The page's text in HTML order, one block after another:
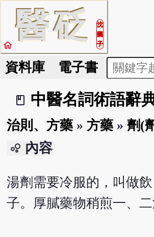
醫砭
沈
藥
子
home
資料庫 電子書
book_2
中醫名詞術語辭
治則、方藥» 方藥» 劑(
bubble_chart 內容
湯劑需要冷服的，叫做
子。厚膩藥物稍煎一、